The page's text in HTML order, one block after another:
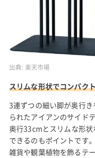
出典: 楽天市場
スリムな形状でコンパク
3連ずつの細い脚が奥行
られたアイアンのサイドテ
奥行33cmとスリムな形
できるのもポイントです。
雑貨や観葉植物を飾るテ